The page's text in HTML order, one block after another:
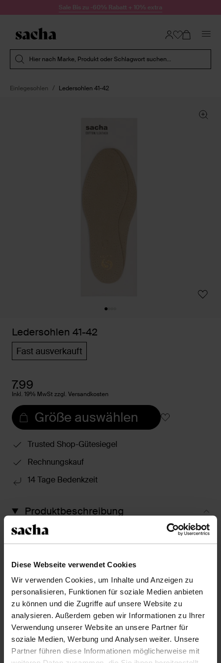
Diese Webseite verwendet Cookies
Wir verwenden Cookies, um Inhalte und Anzeigen zu
personalisieren, Funktionen für soziale Medien anbieten
zu können und die Zugriffe auf unsere Website zu
analysieren. Außerdem geben wir Informationen zu Ihrer
Verwendung unserer Website an unsere Partner für
soziale Medien, Werbung und Analysen weiter. Unsere
Partner führen diese Informationen möglicherweise mit
Zum Inhalt springenSale Bis zu -60% Rabatt + 10% extra
Hier nach Marke, Produkt oder Schlagwort suchen...
Einlegesohlen Ledersohlen 41-42
Ledersohlen 41-42
Fast ausverkauft
7.99
Inkl. 19% MwSt zzgl. Versandkosten
Größe auswählen
Trusted Shop-Gütesiegel
Rechnungskauf
14 Tage Bedenkzeit
Produktbeschreibung
Diese Einlagesohlen aus Leder gleichen
Größenunterschiede aus und erhöhen so den
Produktdetails
Lieferung & Rücksendung
zurückgehen